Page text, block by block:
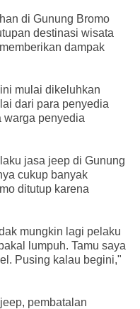
di Gunung Bromo
destinasi wisata
dampak
mulai dikeluhkan
dari para penyedia
warga penyedia
jasa jeep di Gunung
cukup banyak
ditutup karena
mungkin lagi pelaku
lumpuh. Tamu saya
Pusing kalau begini,"
pembatalan